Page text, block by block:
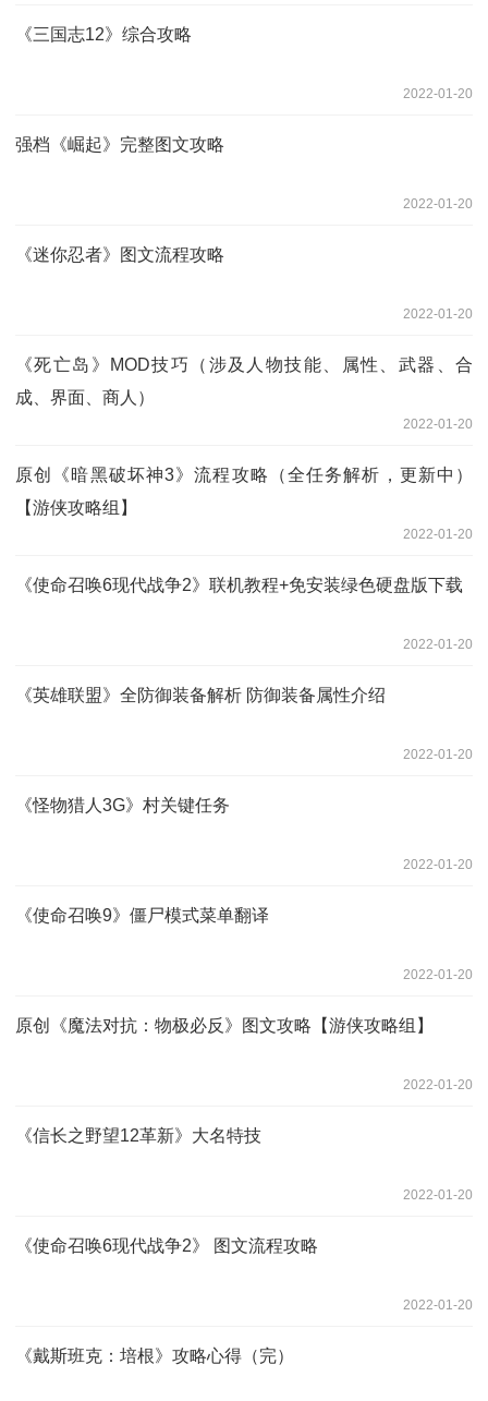
《三国志12》综合攻略
2022-01-20
强档《崛起》完整图文攻略
2022-01-20
《迷你忍者》图文流程攻略
2022-01-20
《死亡岛》MOD技巧（涉及人物技能、属性、武器、合
成、界面、商人）
2022-01-20
原创《暗黑破坏神3》流程攻略（全任务解析，更新中）
【游侠攻略组】
2022-01-20
《使命召唤6现代战争2》联机教程+免安装绿色硬盘版下载
2022-01-20
《英雄联盟》全防御装备解析 防御装备属性介绍
2022-01-20
《怪物猎人3G》村关键任务
2022-01-20
《使命召唤9》僵尸模式菜单翻译
2022-01-20
原创《魔法对抗：物极必反》图文攻略【游侠攻略组】
2022-01-20
《信长之野望12革新》大名特技
2022-01-20
《使命召唤6现代战争2》 图文流程攻略
2022-01-20
《戴斯班克：培根》攻略心得（完）